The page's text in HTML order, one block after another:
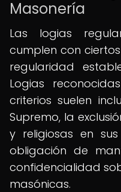
Masonería
Las logias
cumplen con
regularidad
Logias
criterios suelen
Supremo, la
y religiosas en
obligación de
confidencialidad
masónicas.